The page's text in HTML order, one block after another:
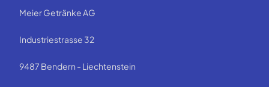
Meier Getränke AG
Industriestrasse 32
9487 Bendern - Liechtenstein